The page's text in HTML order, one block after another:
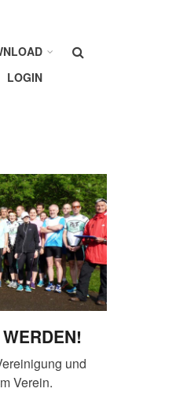
Suche
LOGIN
und
Verein.